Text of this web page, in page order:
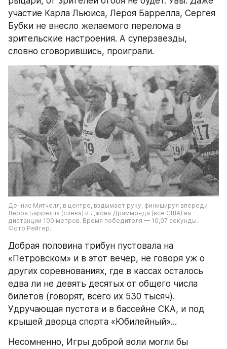
участие Карла Льюиса, Лероя Баррелла, Сергея
Бубки не внесло желаемого перелома в
зрительские настроения. А суперзвезды,
словно сговорившись, проиграли.
Деннис Митчелл, в центре, вздымает руку, финишируя впереди
Лероя Баррелла (слева) и Джона Драммонда (все США) на
дистанции 100 метров. Время победителя — 10,07 секунды.
Фото Рейтер.
Добрая половина трибун пустовала на
«Петровском» и в этот вечер, не говоря уж о
других соревнованиях, где в кассах осталось
едва ли не девять десятых от общего числа
билетов (говорят, всего их 530 тысяч).
Удручающая пустота и в бассейне СКА, и под
крышей дворца спорта «Юбилейный»...
Несомненно, Игры доброй воли могли бы